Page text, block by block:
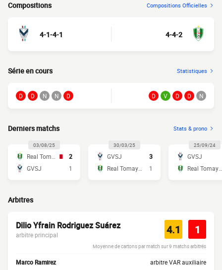
Compositions Compositions Officielles
4-1-4-1 4-4-2
Série en cours Statistiques
D D N N D D V D D N
Derniers matchs Stats & prono
03/08/25
2
GVSJ
1
30/03/25
GVSJ
3
1
25/09/24
GVSJ
Arbitres
Dilio Yfrain Rodriguez Suárez
arbitre principal 4.1 1
Moyenne de cartons par match sur 9 matchs arbitrés
Marco Ramirez arbitre VAR auxiliaire